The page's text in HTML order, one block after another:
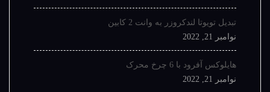
تبدیل تویوتا لندکروزر به وانت 2 کابین
نوامبر 21, 2022
هایلوکس آفرود با 6 چرخ محرک
نوامبر 21, 2022